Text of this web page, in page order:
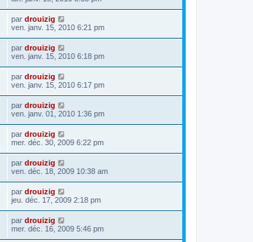
par drouizig
ven. janv. 15, 2010 6:21 pm
par drouizig
ven. janv. 15, 2010 6:18 pm
par drouizig
ven. janv. 15, 2010 6:17 pm
par drouizig
ven. janv. 01, 2010 1:36 pm
par drouizig
mer. déc. 30, 2009 6:22 pm
par drouizig
ven. déc. 18, 2009 10:38 am
par drouizig
jeu. déc. 17, 2009 2:18 pm
par drouizig
mer. déc. 16, 2009 5:46 pm